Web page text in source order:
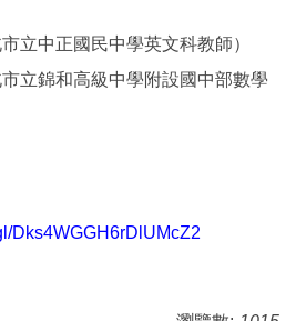
立中正國民中學英文科教師）
立錦和高級中學附設國中部數學
Dks4WGGH6rDlUMcZ2